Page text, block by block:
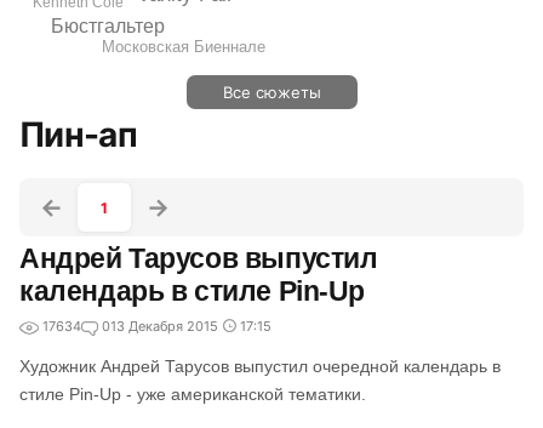
Бюстгальтер
Московская Биеннале
Все сюжеты
Пин-ап
1
Андрей Тарусов выпустил
календарь в стиле Pin-Up
17634 013 Декабря 2015 17:15
Художник Андрей Тарусов выпустил очередной календарь в
стиле Pin-Up - уже американской тематики.